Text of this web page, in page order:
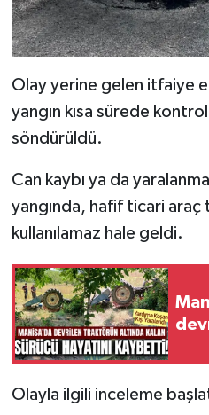
Olay yerine gelen itfaiye
yangın kısa sürede kontrol
söndürüldü.
Can kaybı ya da
yangında, hafif ticari araç
kullanılamaz hale geldi.
Olayla ilgili inceleme